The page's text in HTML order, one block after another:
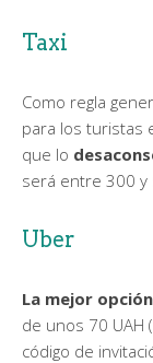
Taxi
Como regla
para los turistas
que lo
será entre 300 y
Uber
La mejor opción
de unos 70 UAH
código de